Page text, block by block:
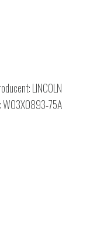
LINCOLN
W03X0893-75A